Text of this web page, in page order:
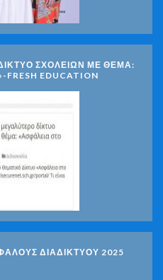
ΣΧΟΛΕΊΩΝ ΜΕ ΘΈΜΑ:
EDUCATION
ΔΙΑΔΙΚΤΥΟΥ 2025